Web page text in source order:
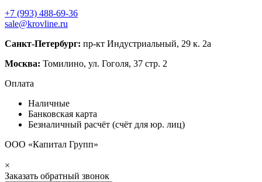
+7 (993) 488-69-36
sale@krovline.ru
Санкт-Петербург: пр-кт Индустриальный, 29 к. 2а
Москва: Томилино, ул. Гоголя, 37 стр. 2
Оплата
Наличные
Банковская карта
Безналичный расчёт (счёт для юр. лиц)
ООО «Капитал Групп»
×
Заказать обратный звонок